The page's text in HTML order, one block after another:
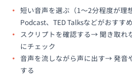
短い音声を選ぶ（1〜2分程度が理
Podcast、TED Talksなどがおすすめ
スクリプトを確認する→ 聞き取れ
にチェック
音声を流しながら声に出す→ 発音
する